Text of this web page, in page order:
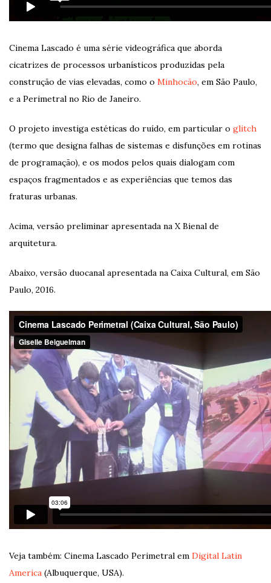
Cinema Lascado é uma série videográfica que aborda
cicatrizes de processos urbanísticos produzidas pela
construção de vias elevadas, como o Minhocão, em São Paulo,
e a Perimetral no Rio de Janeiro.
O projeto investiga estéticas do ruído, em particular o glitch
(termo que designa falhas de sistemas e disfunções em rotinas
de programação), e os modos pelos quais dialogam com
espaços fragmentados e as experiências que temos das
fraturas urbanas.
Acima, versão preliminar apresentada na X Bienal de
arquitetura.
Abaixo, versão duocanal apresentada na Caixa Cultural, em São
Paulo, 2016.
Veja também: Cinema Lascado Perimetral em Digital Latin
America (Albuquerque, USA).